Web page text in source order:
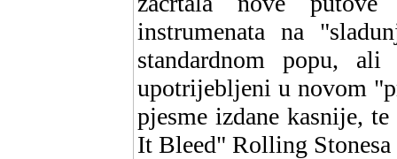
instrumenata na
standardnom popu,
upotrijebljeni u novom
pjesme izdane kasnije,
It Bleed" Rolling